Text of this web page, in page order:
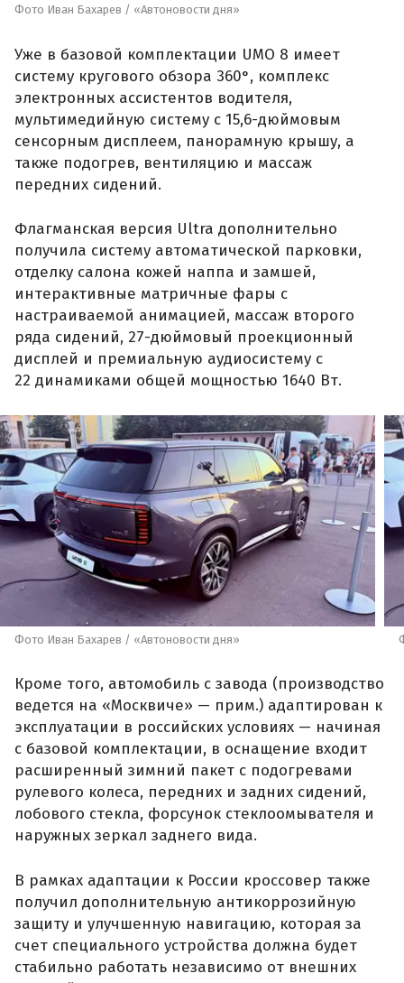
Фото Иван Бахарев / «Автоновости дня»
Уже в базовой комплектации UMO 8 имеет
систему кругового обзора 360°, комплекс
электронных ассистентов водителя,
мультимедийную систему с 15,6-дюймовым
сенсорным дисплеем, панорамную крышу, а
также подогрев, вентиляцию и массаж
передних сидений.
Флагманская версия Ultra дополнительно
получила систему автоматической парковки,
отделку салона кожей наппа и замшей,
интерактивные матричные фары с
настраиваемой анимацией, массаж второго
ряда сидений, 27-дюймовый проекционный
дисплей и премиальную аудиосистему с
22 динамиками общей мощностью 1640 Вт.
Фото Иван Бахарев / «Автоновости дня»
Кроме того, автомобиль с завода (производство
ведется на «Москвиче» — прим.) адаптирован к
эксплуатации в российских условиях — начиная
с базовой комплектации, в оснащение входит
расширенный зимний пакет с подогревами
рулевого колеса, передних и задних сидений,
лобового стекла, форсунок стеклоомывателя и
наружных зеркал заднего вида.
В рамках адаптации к России кроссовер также
получил дополнительную антикоррозийную
защиту и улучшенную навигацию, которая за
счет специального устройства должна будет
стабильно работать независимо от внешних